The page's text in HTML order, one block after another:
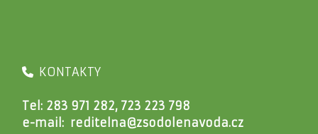
KONTAKTY
Tel: 283 971 282, 723 223 798
e-mail: reditelna@zsodolenavoda.cz